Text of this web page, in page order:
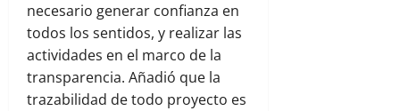
necesario generar confianza en
todos los sentidos, y realizar las
actividades en el marco de la
transparencia. Añadió que la
trazabilidad de todo proyecto es